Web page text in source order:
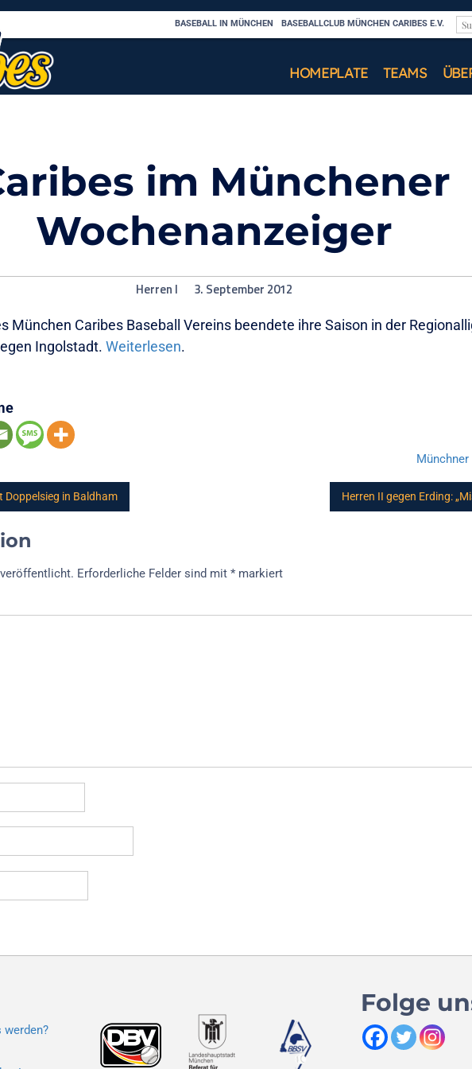
BASEBALL IN MÜNCHEN BASEBALLCLUB MÜNCHEN CARIBES E.V.
HOMEPLATE TEAMS
im Münchener
Wochenanzeiger
Herren I 3. September 2012
München Caribes Baseball Vereins beendete ihre Saison in der
Ingolstadt. Weiterlesen.
Doppelsieg in Baldham Herren II gegen Erding:
Erforderliche Felder sind mit * markiert
werden?
Folge